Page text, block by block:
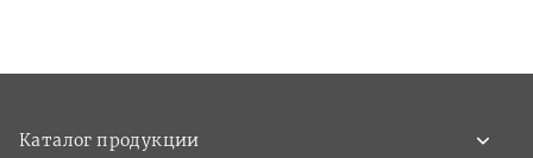
Каталог продукции